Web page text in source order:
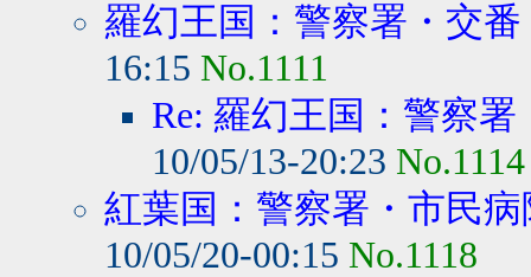
羅幻王国：警察署・交
16:15 No.1111
Re: 羅幻王国：警察署
10/05/13-20:23 No.1114
紅葉国：警察署・市民
10/05/20-00:15 No.1118